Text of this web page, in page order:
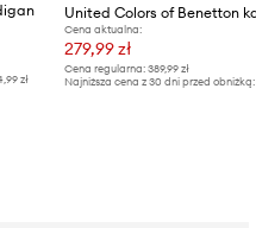
zł
Cena aktualna:
279,99 zł
Cena regularna: 389,99 zł
Najniższa cena z 30 dni przed obniżką: